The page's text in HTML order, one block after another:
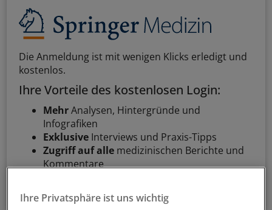
Die Anmeldung ist mit wenigen Klicks erledigt und
kostenlos.
Ihre Vorteile des kostenlosen Login:
MehrAnalysen, Hintergründe und
Infografiken
Exklusive Interviews und Praxis-Tipps
Zugriff auf alle medizinischen Berichte und
Kommentare
Ihre Privatsphäre ist uns wichtig